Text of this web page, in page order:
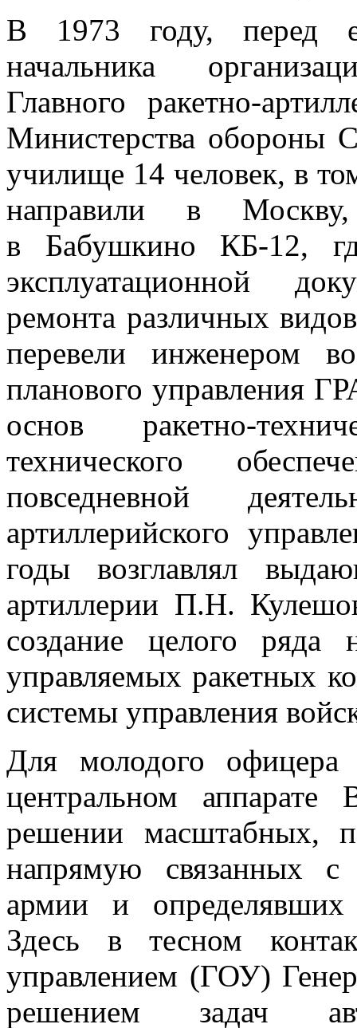
В 1973 году, перед
начальника
Главного ракетно-
Министерства обороны
училище 14 человек, в
направили в
в Бабушкино КБ-12,
эксплуатационной
ремонта различных
перевели инженером
планового управления
основ ракетно-
технического
повседневной
артиллерийского
годы возглавлял
артиллерии П.Н.
создание целого ряда
управляемых ракетных
системы управления
Для молодого офицера
центральном
решении масштабных,
напрямую связанных с
армии и определявших
Здесь в тесном
управлением (ГОУ)
решением задач